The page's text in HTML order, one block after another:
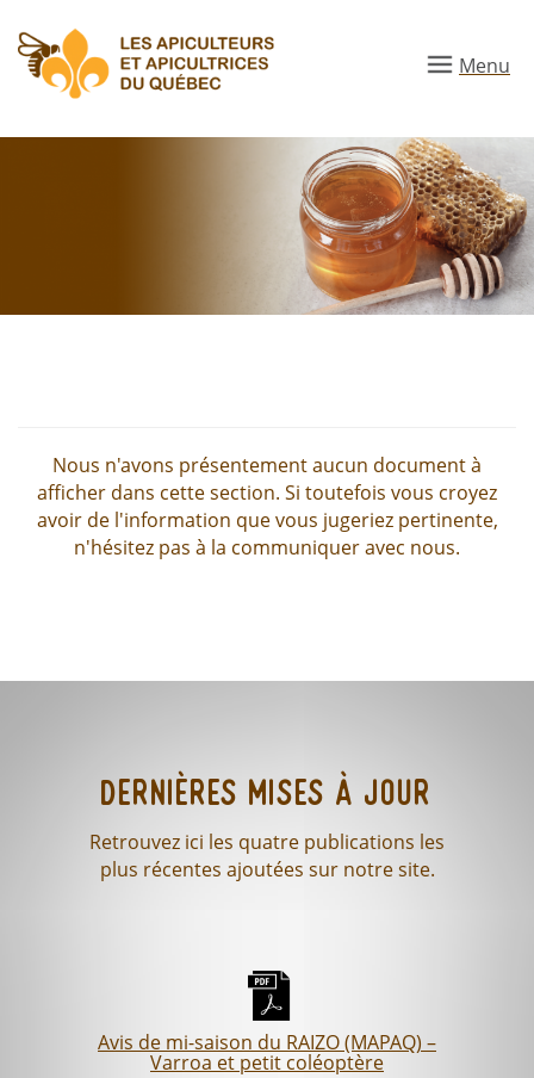
au
contenu
principal
Menu
Nous n'avons présentement aucun document à
afficher dans cette section. Si toutefois vous croyez
avoir de l'information que vous jugeriez pertinente,
n'hésitez pas à la communiquer avec nous.
Dernières mises à jour
Retrouvez ici les quatre publications les
plus récentes ajoutées sur notre site.
Avis de mi-saison du RAIZO (MAPAQ) –
Varroa et petit coléoptère